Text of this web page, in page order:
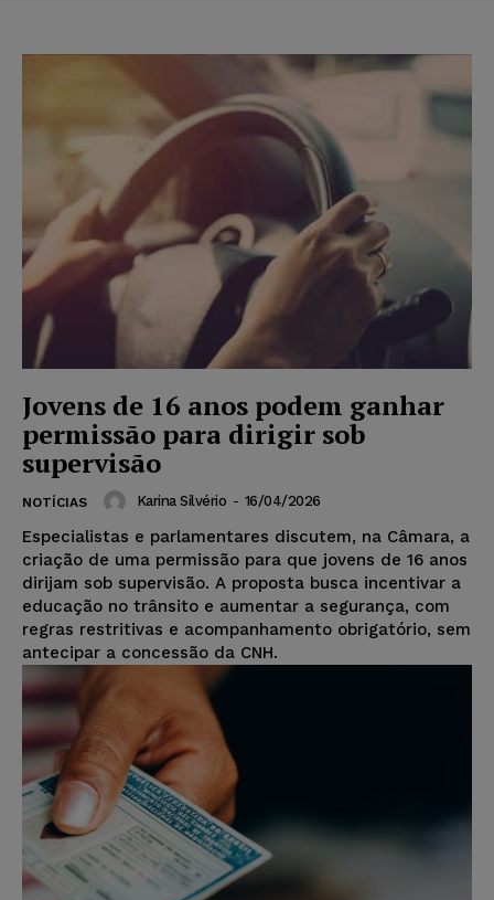
Jovens de 16 anos podem ganhar
permissão para dirigir sob
supervisão
NOTÍCIAS Karina Silvério - 16/04/2026
Especialistas e parlamentares discutem, na Câmara, a
criação de uma permissão para que jovens de 16 anos
dirijam sob supervisão. A proposta busca incentivar a
educação no trânsito e aumentar a segurança, com
regras restritivas e acompanhamento obrigatório, sem
antecipar a concessão da CNH.